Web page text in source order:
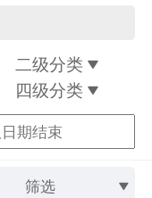
二级分类
四级分类
筛选